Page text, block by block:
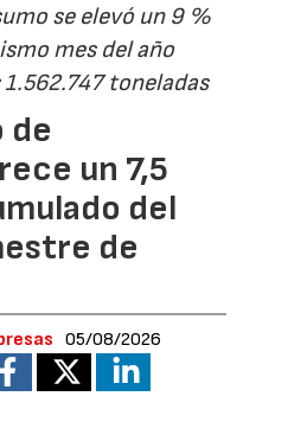
se elevó un 9 %
mes del año
toneladas
de
un 7,5
del
de
05/08/2026